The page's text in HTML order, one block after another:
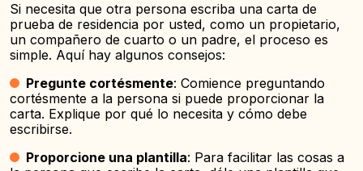
Si necesita que otra persona escriba una carta de
prueba de residencia por usted, como un propietario,
un compañero de cuarto o un padre, el proceso es
simple. Aquí hay algunos consejos:
Pregunte cortésmente: Comience preguntando
cortésmente a la persona si puede proporcionar la
carta. Explique por qué lo necesita y cómo debe
escribirse.
Proporcione una plantilla: Para facilitar las cosas a